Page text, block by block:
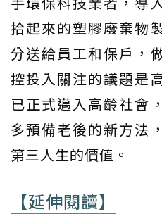
拾起來的塑膠廢棄物
分送給員工和保戶，
控投入關注的議題是
已正式邁入高齡社會
多預備老後的新方法
第三人生的價值。
【延伸閱讀】